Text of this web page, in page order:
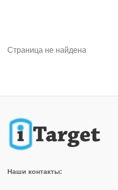
Страница не найдена
Наши контакты: